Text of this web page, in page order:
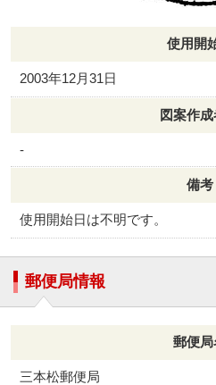
使用開
2003年12月31日
図案作
-
備考
使用開始日は不明です。
郵便局情報
郵便局
三本松郵便局